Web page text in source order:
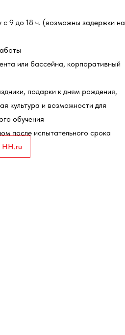
с 9 до 18 ч. (возможны задержки на
или бассейна, корпоративный
подарки к дням рождения,
культура и возможности для
обучения
после испытательного срока
HH.ru